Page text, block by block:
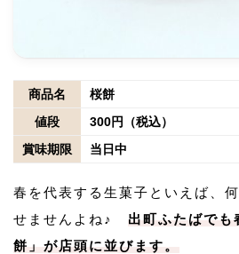
商品名
桜餅
値段
300円（税込）
賞味期限
当日中
春を代表する生菓子といえば、
せませんよね♪ 出町ふたばでも
餅」が店頭に並びます。